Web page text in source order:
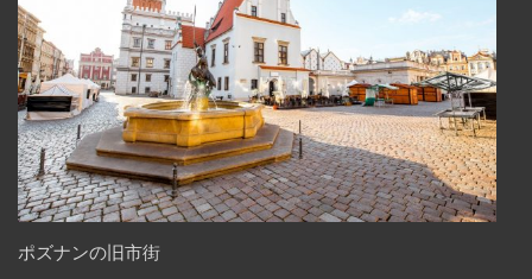
ポズナンの旧市街